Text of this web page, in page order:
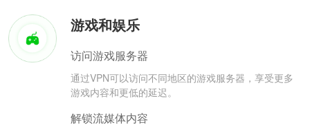
游戏和娱乐
访问游戏服务器
通过VPN可以访问不同地区的游戏服务器，享受更多
游戏内容和更低的延迟。
解锁流媒体内容